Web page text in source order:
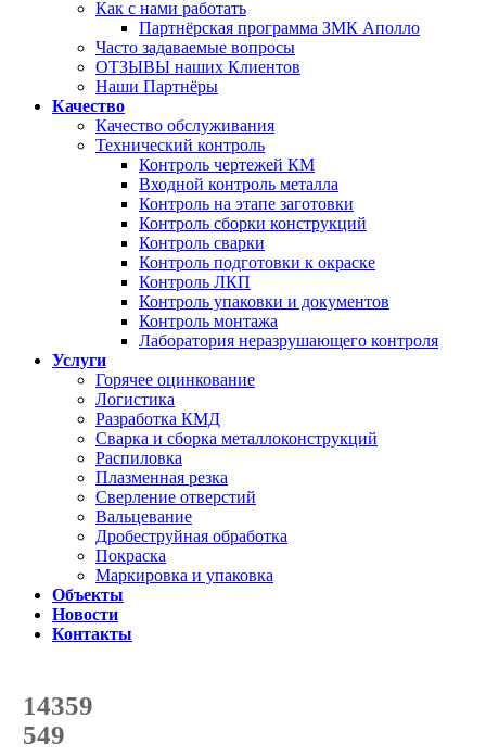
Как с нами работать
Партнёрская программа ЗМК Аполло
Часто задаваемые вопросы
ОТЗЫВЫ наших Клиентов
Наши Партнёры
Качество
Качество обслуживания
Технический контроль
Контроль чертежей КМ
Входной контроль металла
Контроль на этапе заготовки
Контроль сборки конструкций
Контроль сварки
Контроль подготовки к окраске
Контроль ЛКП
Контроль упаковки и документов
Контроль монтажа
Лаборатория неразрушающего контроля
Услуги
Горячее оцинкование
Логистика
Разработка КМД
Сварка и сборка металлоконструкций
Распиловка
Плазменная резка
Сверление отверстий
Вальцевание
Дробеструйная обработка
Покраска
Маркировка и упаковка
Объекты
Новости
Контакты
14359
с начала года
549
с начала месяца